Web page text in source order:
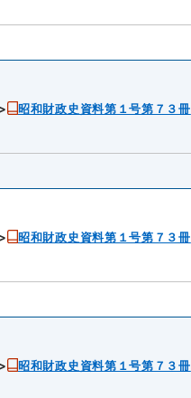
昭和財政史資料第１号第７３冊
昭和財政史資料第１号第７３冊
昭和財政史資料第１号第７３冊